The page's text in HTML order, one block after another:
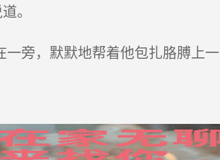
。
旁，默默地帮着他包扎胳膊上一